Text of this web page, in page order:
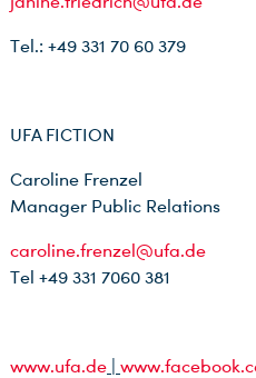
Tel.: +49 331 70 60 379
UFA FICTION
Caroline Frenzel
Manager Public Relations
caroline.frenzel@ufa.de
Tel +49 331 7060 381
www.ufa.de